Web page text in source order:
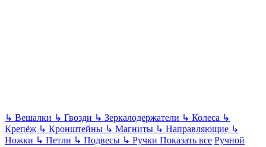
↳ Вешалки ↳ Гвозди ↳ Зеркалодержатели ↳ Колеса ↳
Крепёж ↳ Кронштейны ↳ Магниты ↳ Направляющие ↳
Ножки ↳ Петли ↳ Подвесы ↳ Ручки Показать все Ручной